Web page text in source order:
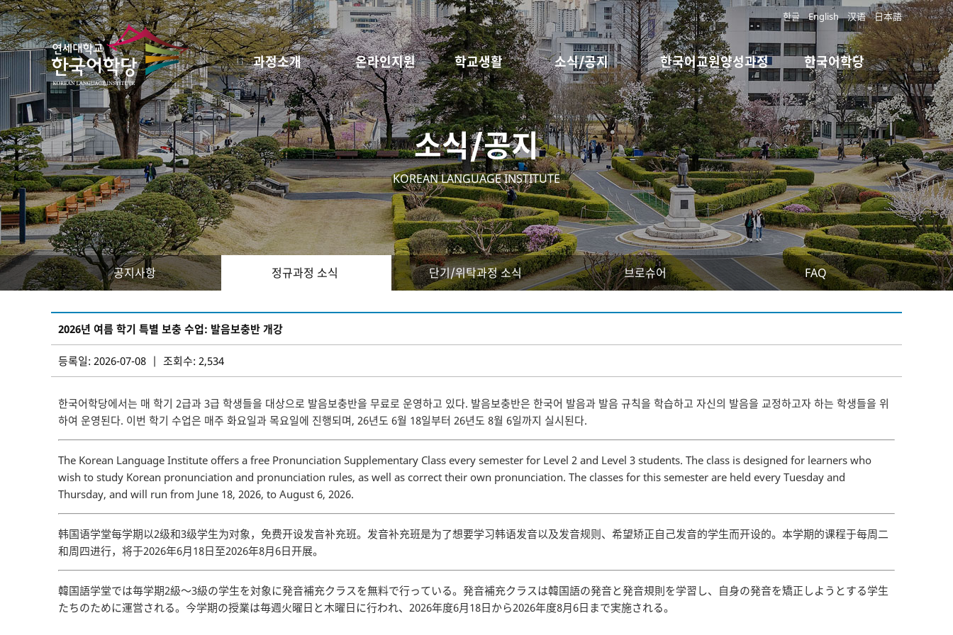
한글 English 汉语 日本語
과정소개 온라인지원 학교생활 소식/공지 한국어교원양성과정 한국어학당
소식/공지
KOREAN LANGUAGE INSTITUTE
공지사항 정규과정 소식 단기/위탁과정 소식 브로슈어 FAQ
2026년 여름 학기 특별 보충 수업: 발음보충반 개강
등록일: 2026-07-08 | 조회수: 2,534
한국어학당에서는 매 학기 2급과 3급 학생들을 대상으로 발음보충반을 무료로 운영하고 있다. 발음보충반은 한국어 발음과 발음 규칙을 학습하고 자신의 발음을 교정하고자 하는 학생들을 위
하여 운영된다. 이번 학기 수업은 매주 화요일과 목요일에 진행되며, 26년도 6월 18일부터 26년도 8월 6일까지 실시된다.
The Korean Language Institute offers a free Pronunciation Supplementary Class every semester for Level 2 and Level 3 students. The class is designed for learners who
wish to study Korean pronunciation and pronunciation rules, as well as correct their own pronunciation. The classes for this semester are held every Tuesday and
Thursday, and will run from June 18, 2026, to August 6, 2026.
韩国语学堂每学期以2级和3级学生为对象，免费开设发音补充班。发音补充班是为了想要学习韩语发音以及发音规则、希望矫正自己发音的学生而开设的。本学期的课程于每周二
和周四进行，将于2026年6月18日至2026年8月6日开展。
韓国語学堂では毎学期2級～3級の学生を対象に発音補充クラスを無料で行っている。発音補充クラスは韓国語の発音と発音規則を学習し、自身の発音を矯正しようとする学生
たちのために運営される。今学期の授業は毎週火曜日と木曜日に行われ、2026年度6月18日から2026年度8月6日まで実施される。